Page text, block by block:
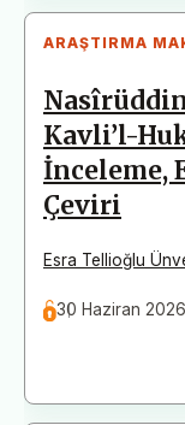
ARAŞTIRMA
Kavli’l-
İnceleme,
Çeviri
Esra Tellioğlu
30 Haziran